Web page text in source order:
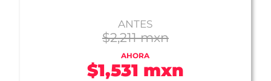
ANTES
$3,764 mxn
AHORA
$2,606 mxn